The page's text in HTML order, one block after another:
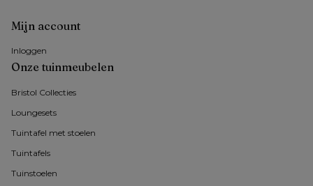
Onze tuinmeubelen
Bristol Collecties
Loungesets
Tuintafel met stoelen
Tuintafels
Tuinstoelen
Mijn account
Inloggen